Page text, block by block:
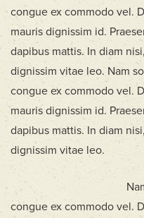
congue ex commodo vel.
mauris dignissim id.
dapibus mattis. In diam
dignissim vitae leo. Nam
congue ex commodo vel.
mauris dignissim id.
dapibus mattis. In diam
dignissim vitae leo.
congue ex commodo vel.